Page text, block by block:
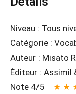
Niveau : Tous
Catégorie :
Auteur : Misato
Éditeur : Assimil
Note 4/5 ★ ★